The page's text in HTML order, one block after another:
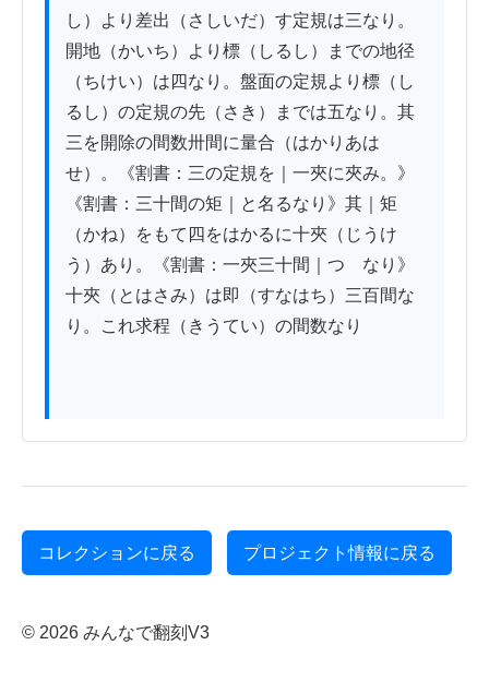
し）より差出（さしいだ）す定規は三なり。
開地（かいち）より標（しるし）までの地径
（ちけい）は四なり。盤面の定規より標（し
るし）の定規の先（さき）までは五なり。其
三を開除の間数卅間に量合（はかりあは
せ）。《割書：三の定規を｜一夾に夾み。》
《割書：三十間の矩｜と名るなり》其｜矩
（かね）をもて四をはかるに十夾（じうけ
う）あり。《割書：一夾三十間｜つゝなり》
十夾（とはさみ）は即（すなはち）三百間な
り。これ求程（きうてい）の間数なり
コレクションに戻る プロジェクト情報に戻る
© 2026 みんなで翻刻V3